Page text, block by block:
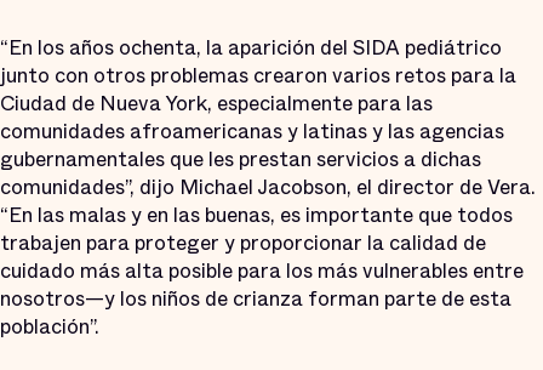
“En los años ochenta, la aparición del SIDA pediátrico
junto con otros problemas crearon varios retos para la
Ciudad de Nueva York, especialmente para las
comunidades afroamericanas y latinas y las agencias
gubernamentales que les prestan servicios a dichas
comunidades”, dijo Michael Jacobson, el director de Vera.
“En las malas y en las buenas, es importante que todos
trabajen para proteger y proporcionar la calidad de
cuidado más alta posible para los más vulnerables entre
nosotros—y los niños de crianza forman parte de esta
población”.